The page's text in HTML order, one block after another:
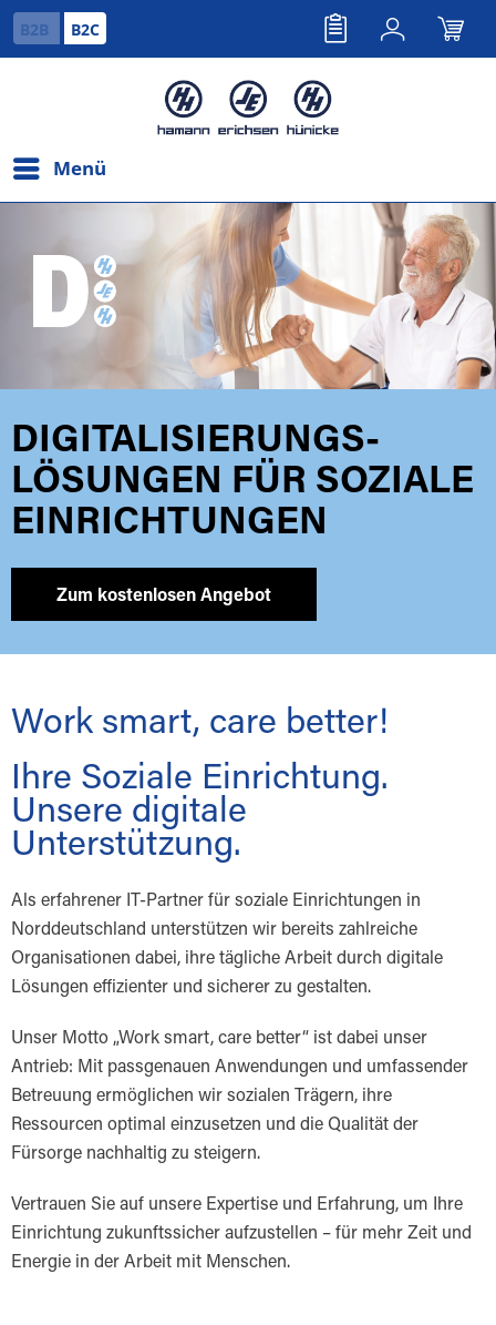
B2B B2C
Menü
DIGITALISIERUNGS-
LÖSUNGEN FÜR SOZIALE
EINRICHTUNGEN
Zum kostenlosen Angebot
Work smart, care better!
Ihre Soziale Einrichtung.
Unsere digitale
Unterstützung.
Als erfahrener IT-Partner für soziale Einrichtungen in
Norddeutschland unterstützen wir bereits zahlreiche
Organisationen dabei, ihre tägliche Arbeit durch digitale
Lösungen effizienter und sicherer zu gestalten.
Unser Motto „Work smart, care better“ ist dabei unser
Antrieb: Mit passgenauen Anwendungen und umfassender
Betreuung ermöglichen wir sozialen Trägern, ihre
Ressourcen optimal einzusetzen und die Qualität der
Fürsorge nachhaltig zu steigern.
Vertrauen Sie auf unsere Expertise und Erfahrung, um Ihre
Einrichtung zukunftssicher aufzustellen – für mehr Zeit und
Energie in der Arbeit mit Menschen.